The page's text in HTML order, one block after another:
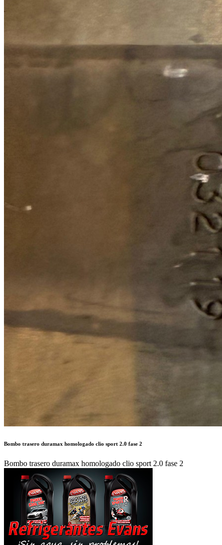
Bombo trasero duramax homologado clio sport 2.0 fase 2
Bombo trasero duramax homologado clio sport 2.0 fase 2